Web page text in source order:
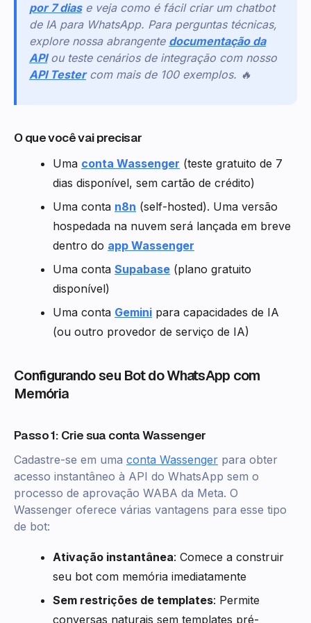
por 7 dias e veja como é fácil criar um chatbot
de IA para WhatsApp. Para perguntas técnicas,
explore nossa abrangente documentação da
API ou teste cenários de integração com nosso
API Tester com mais de 100 exemplos. 🔥
O que você vai precisar
Uma conta Wassenger (teste gratuito de 7
dias disponível, sem cartão de crédito)
Uma conta n8n (self-hosted). Uma versão
hospedada na nuvem será lançada em breve
dentro do app Wassenger
Uma conta Supabase (plano gratuito
disponível)
Uma conta Gemini para capacidades de IA
(ou outro provedor de serviço de IA)
Configurando seu Bot do WhatsApp com
Memória
Passo 1: Crie sua conta Wassenger
Cadastre-se em uma conta Wassenger para obter
acesso instantâneo à API do WhatsApp sem o
processo de aprovação WABA da Meta. O
Wassenger oferece várias vantagens para esse tipo
de bot:
Ativação instantânea: Comece a construir
seu bot com memória imediatamente
Sem restrições de templates: Permite
conversas naturais sem templates pré-